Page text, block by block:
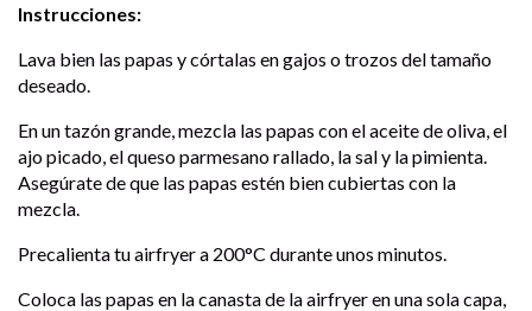
Instrucciones:
Lava bien las papas y córtalas en gajos o trozos del tamaño
deseado.
En un tazón grande, mezcla las papas con el aceite de oliva, el
ajo picado, el queso parmesano rallado, la sal y la pimienta.
Asegúrate de que las papas estén bien cubiertas con la
mezcla.
Precalienta tu airfryer a 200°C durante unos minutos.
Coloca las papas en la canasta de la airfryer en una sola capa,